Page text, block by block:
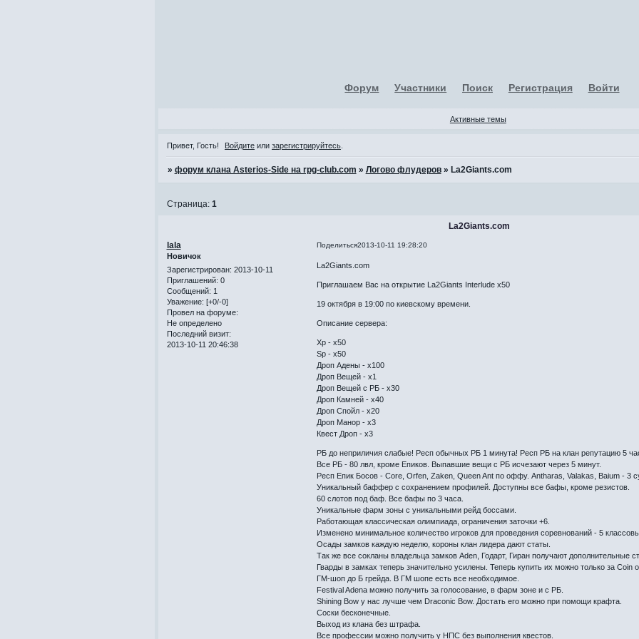
Форум Участники Поиск Регистрация Войти
Активные темы
Привет, Гость! Войдите или зарегистрируйтесь
» форум клана Asterios-Side на rpg-club.com » Логово флудеров » La2Giants.com
La2Giants.com
Страница: 1
Поделиться2013-10-11 19:28:20
lala
Новичок
Зарегистрирован: 2013-10-11
Приглашений: 0
Сообщений: 1
Уважение: [+0/-0]
Провел на форуме:
Не определено
Последний визит:
2013-10-11 20:46:38
La2Giants.com
Приглашаем Вас на открытие La2Giants Interlude x50
19 октября в 19:00 по киевскому времени.
Описание сервера:
Xp - х50
Sp - х50
Дроп Адены - х100
Дроп Вещей - х1
Дроп Вещей с РБ - х30
Дроп Камней - х40
Дроп Спойл - х20
Дроп Манор - х3
Квест Дроп - х3
РБ до неприличия слабые! Респ обычных РБ 1 минута! Респ РБ на клан репутацию 5
Все РБ - 80 лвл, кроме Епиков. Выпавшие вещи с РБ исчезают через 5 минут.
Респ Епик Босов - Core, Orfen, Zaken, Queen Ant по оффу. Antharas, Valakas, Baium - 3
Уникальный баффер с сохранением профилей. Доступны все бафы, кроме резистов.
60 слотов под баф. Все бафы по 3 часа.
Уникальные фарм зоны с уникальными рейд боссами.
Работающая классическая олимпиада, ограничения заточки +6.
Изменено минимальное количество игроков для проведения соревнований - 5
Осады замков каждую неделю, короны клан лидера дают статы.
Так же все сокланы владельца замков Aden, Годарт, Гиран получают дополнительные
Гварды в замках теперь значительно усилены. Теперь купить их можно только за Coin
ГМ-шоп до Б грейда. В ГМ шопе есть все необходимое.
Festival Adena можно получить за голосование, в фарм зоне и с РБ.
Shining Bow у нас лучше чем Draconic Bow. Достать его можно при помощи крафта.
Cоски бесконечные.
Выход из клана без штрафа.
Все профессии можно получить у НПС без выполнения квестов.